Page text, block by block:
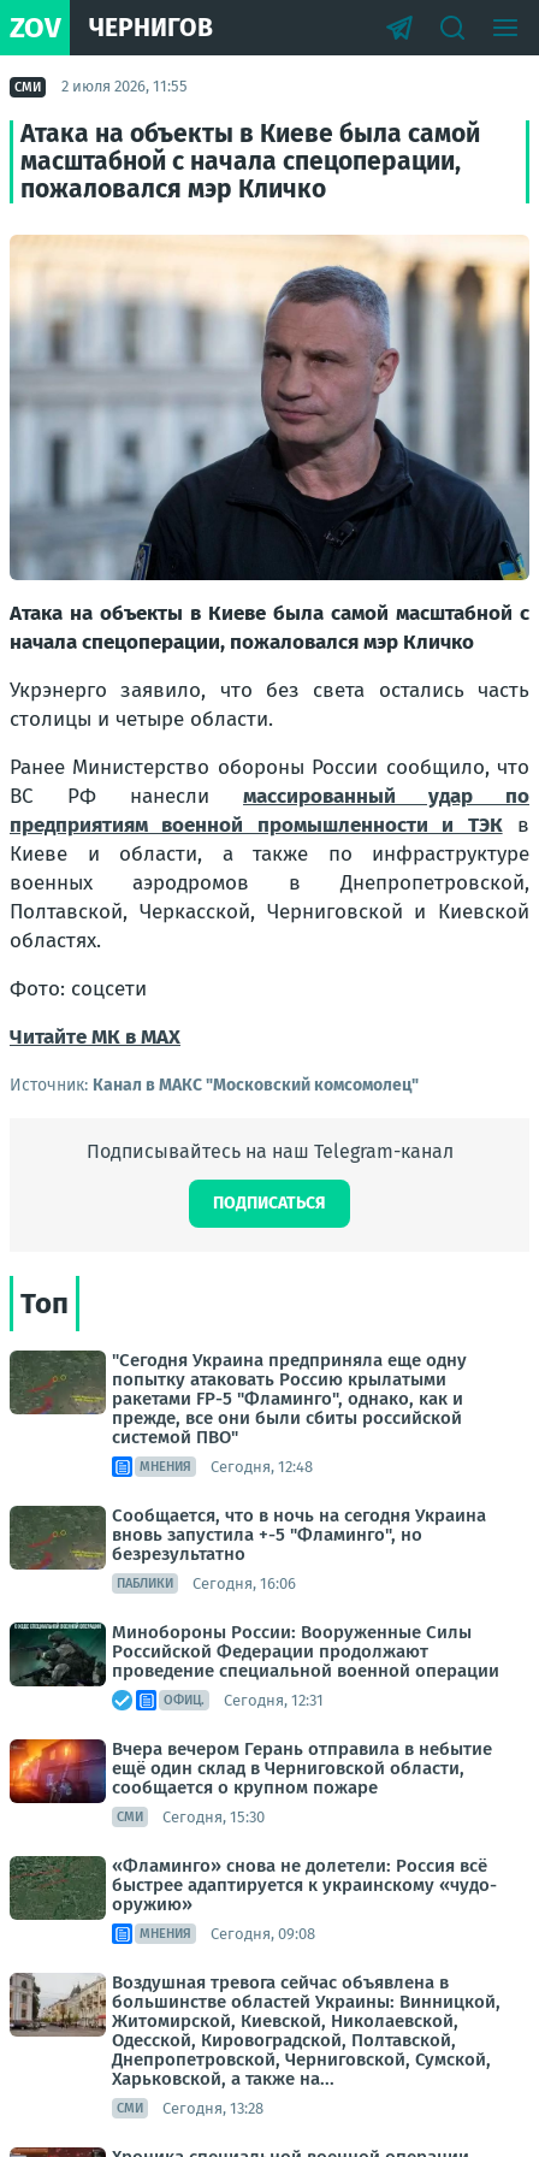
ZOV ЧЕРНИГОВ
СМИ 2 июля 2026, 11:55
Атака на объекты в Киеве была самой
масштабной с начала спецоперации,
пожаловался мэр Кличко
Атака на объекты в Киеве была самой масштабной с
начала спецоперации, пожаловался мэр Кличко
Укрэнерго заявило, что без света остались часть
столицы и четыре области.
Ранее Министерство обороны России сообщило, что
ВС РФ нанесли массированный удар по
предприятиям военной промышленности и ТЭКв
Киеве и области, а также по инфраструктуре
военных аэродромов в Днепропетровской,
Полтавской, Черкасской, Черниговской и Киевской
областях.
Фото: соцсети
Читайте МК в MAX
Источник: Канал в МАКС "Московский комсомолец"
Подписывайтесь на наш Telegram-канал
ПОДПИСАТЬСЯ
Топ
"Сегодня Украина предприняла еще одну
попытку атаковать Россию крылатыми
ракетами FP-5 "Фламинго", однако, как и
прежде, все они были сбиты российской
системой ПВО"
МНЕНИЯ Сегодня, 12:48
Сообщается, что в ночь на сегодня Украина
вновь запустила +-5 "Фламинго", но
безрезультатно
ПАБЛИКИ Сегодня, 16:06
Минобороны России: Вооруженные Силы
Российской Федерации продолжают
проведение специальной военной операции
ОФИЦ. Сегодня, 12:31
Вчера вечером Герань отправила в небытие
ещё один склад в Черниговской области,
сообщается о крупном пожаре
СМИ Сегодня, 15:30
«Фламинго» снова не долетели: Россия всё
быстрее адаптируется к украинскому «чудо-
оружию»
МНЕНИЯ Сегодня, 09:08
Воздушная тревога сейчас объявлена в
большинстве областей Украины: Винницкой,
Житомирской, Киевской, Николаевской,
Одесской, Кировоградской, Полтавской,
Днепропетровской, Черниговской, Сумской,
Харьковской, а также на...
СМИ Сегодня, 13:28